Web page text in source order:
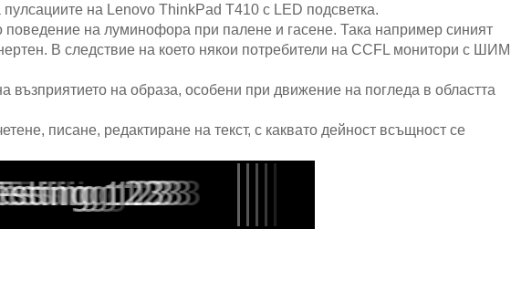
на Lenovo ThinkPad T410 с LED подсветка.
на луминофора при палене и гасене. Така например синият
В следствие на което някои потребители на CCFL монитори с ШИМ
на образа, особени при движение на погледа в областта
писане, редактиране на текст, с каквато дейност всъщност се